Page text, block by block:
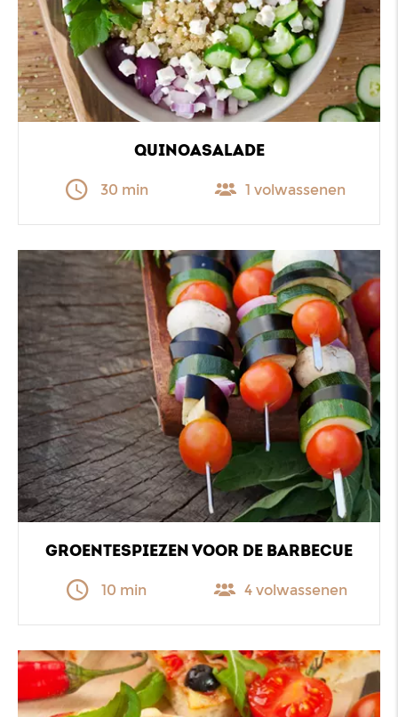
QUINOASALADE
30 min 1 volwassenen
GROENTESPIEZEN VOOR DE BARBECUE
10 min 4 volwassenen